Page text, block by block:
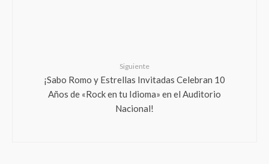
Siguiente
¡Sabo Romo y Estrellas Invitadas Celebran 10
Años de «Rock en tu Idioma» en el Auditorio
Nacional!